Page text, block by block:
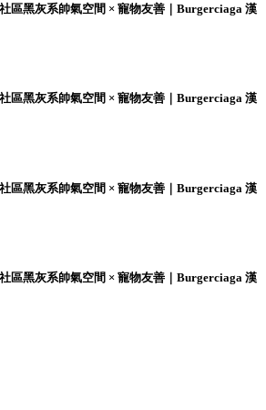
區黑灰系帥氣空間 × 寵物友善｜Burgerciaga 漢
區黑灰系帥氣空間 × 寵物友善｜Burgerciaga 漢
區黑灰系帥氣空間 × 寵物友善｜Burgerciaga 漢
區黑灰系帥氣空間 × 寵物友善｜Burgerciaga 漢